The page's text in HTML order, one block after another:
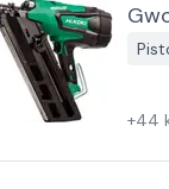
+44